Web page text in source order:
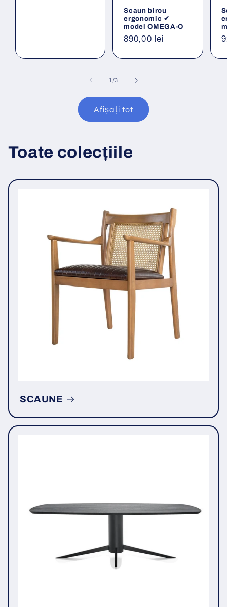
Scaun birou
ergonomic ✔
model OMEGA-O
Preț
890,00 lei
1 /din
3
Afișați tot
Toate colecțiile
SCAUNE